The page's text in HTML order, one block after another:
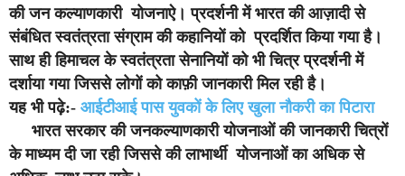
की जन कल्याणकारी योजनाऐ। प्रदर्शनी में भारत की आज़ादी से
संबंधित स्वतंत्रता संग्राम की कहानियों को प्रदर्शित किया गया है।
साथ ही हिमाचल के स्वतंत्रता सेनानियों को भी चित्र प्रदर्शनी में
दर्शाया गया जिससे लोगों को काफ़ी जानकारी मिल रही है।
यह भी पढ़े:- आईटीआई पास युवकों के लिए खुला नौकरी का पिटारा
भारत सरकार की जनकल्याणकारी योजनाओं की जानकारी चित्रों
के माध्यम दी जा रही जिससे की लाभार्थी योजनाओं का अधिक से